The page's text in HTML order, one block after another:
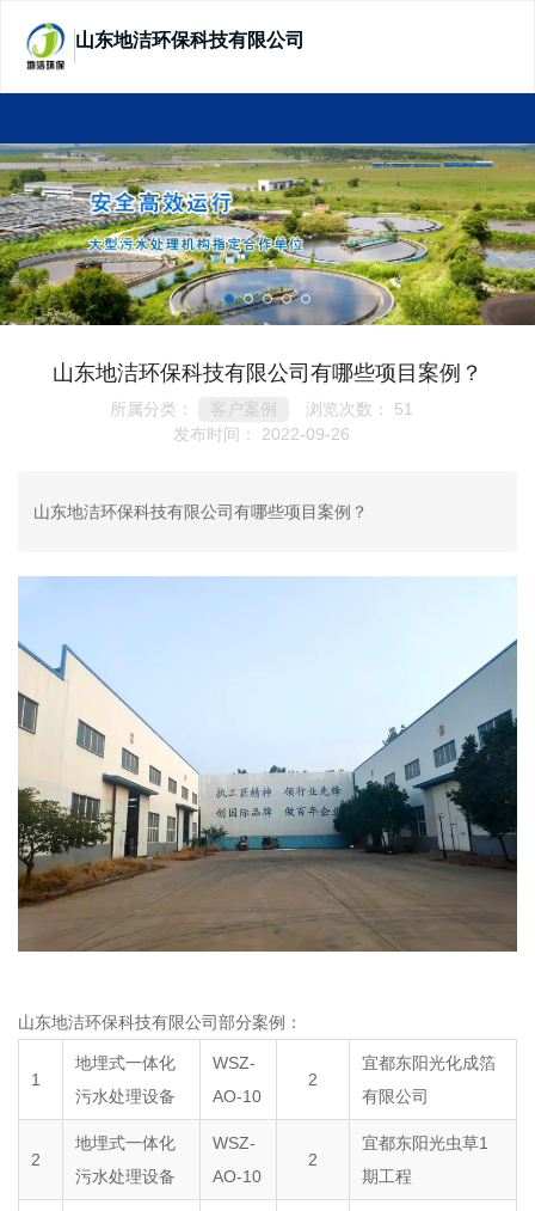
山东地洁环保科技有限公司
山东地洁环保科技有限公司有哪些项目案例？
所属分类： 客户案例 浏览次数： 51
发布时间： 2022-09-26
山东地洁环保科技有限公司有哪些项目案例？
山东地洁环保科技有限公司部分案例：
1
地埋式一体化
污水处理设备
WSZ-
AO-10
2
宜都东阳光化成箔
有限公司
2
地埋式一体化
污水处理设备
WSZ-
AO-10
2
宜都东阳光虫草1
期工程